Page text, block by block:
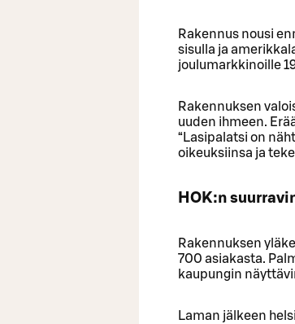
Rakennus nousi
sisulla ja
joulumarkkinoille
Rakennuksen
uuden ihmeen.
“Lasipalatsi on
oikeuksiinsa ja
HOK:n
Rakennuksen
700 asiakasta.
kaupungin
Laman jälkeen